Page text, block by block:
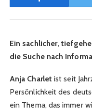
Ein sachlicher,
die Suche nach
Anja Charlet ist seit
Persönlichkeit des
ein Thema, das immer